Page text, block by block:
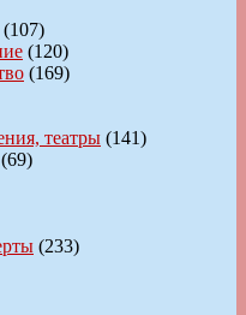
(107)
(120)
(169)
театры (141)
(69)
(233)